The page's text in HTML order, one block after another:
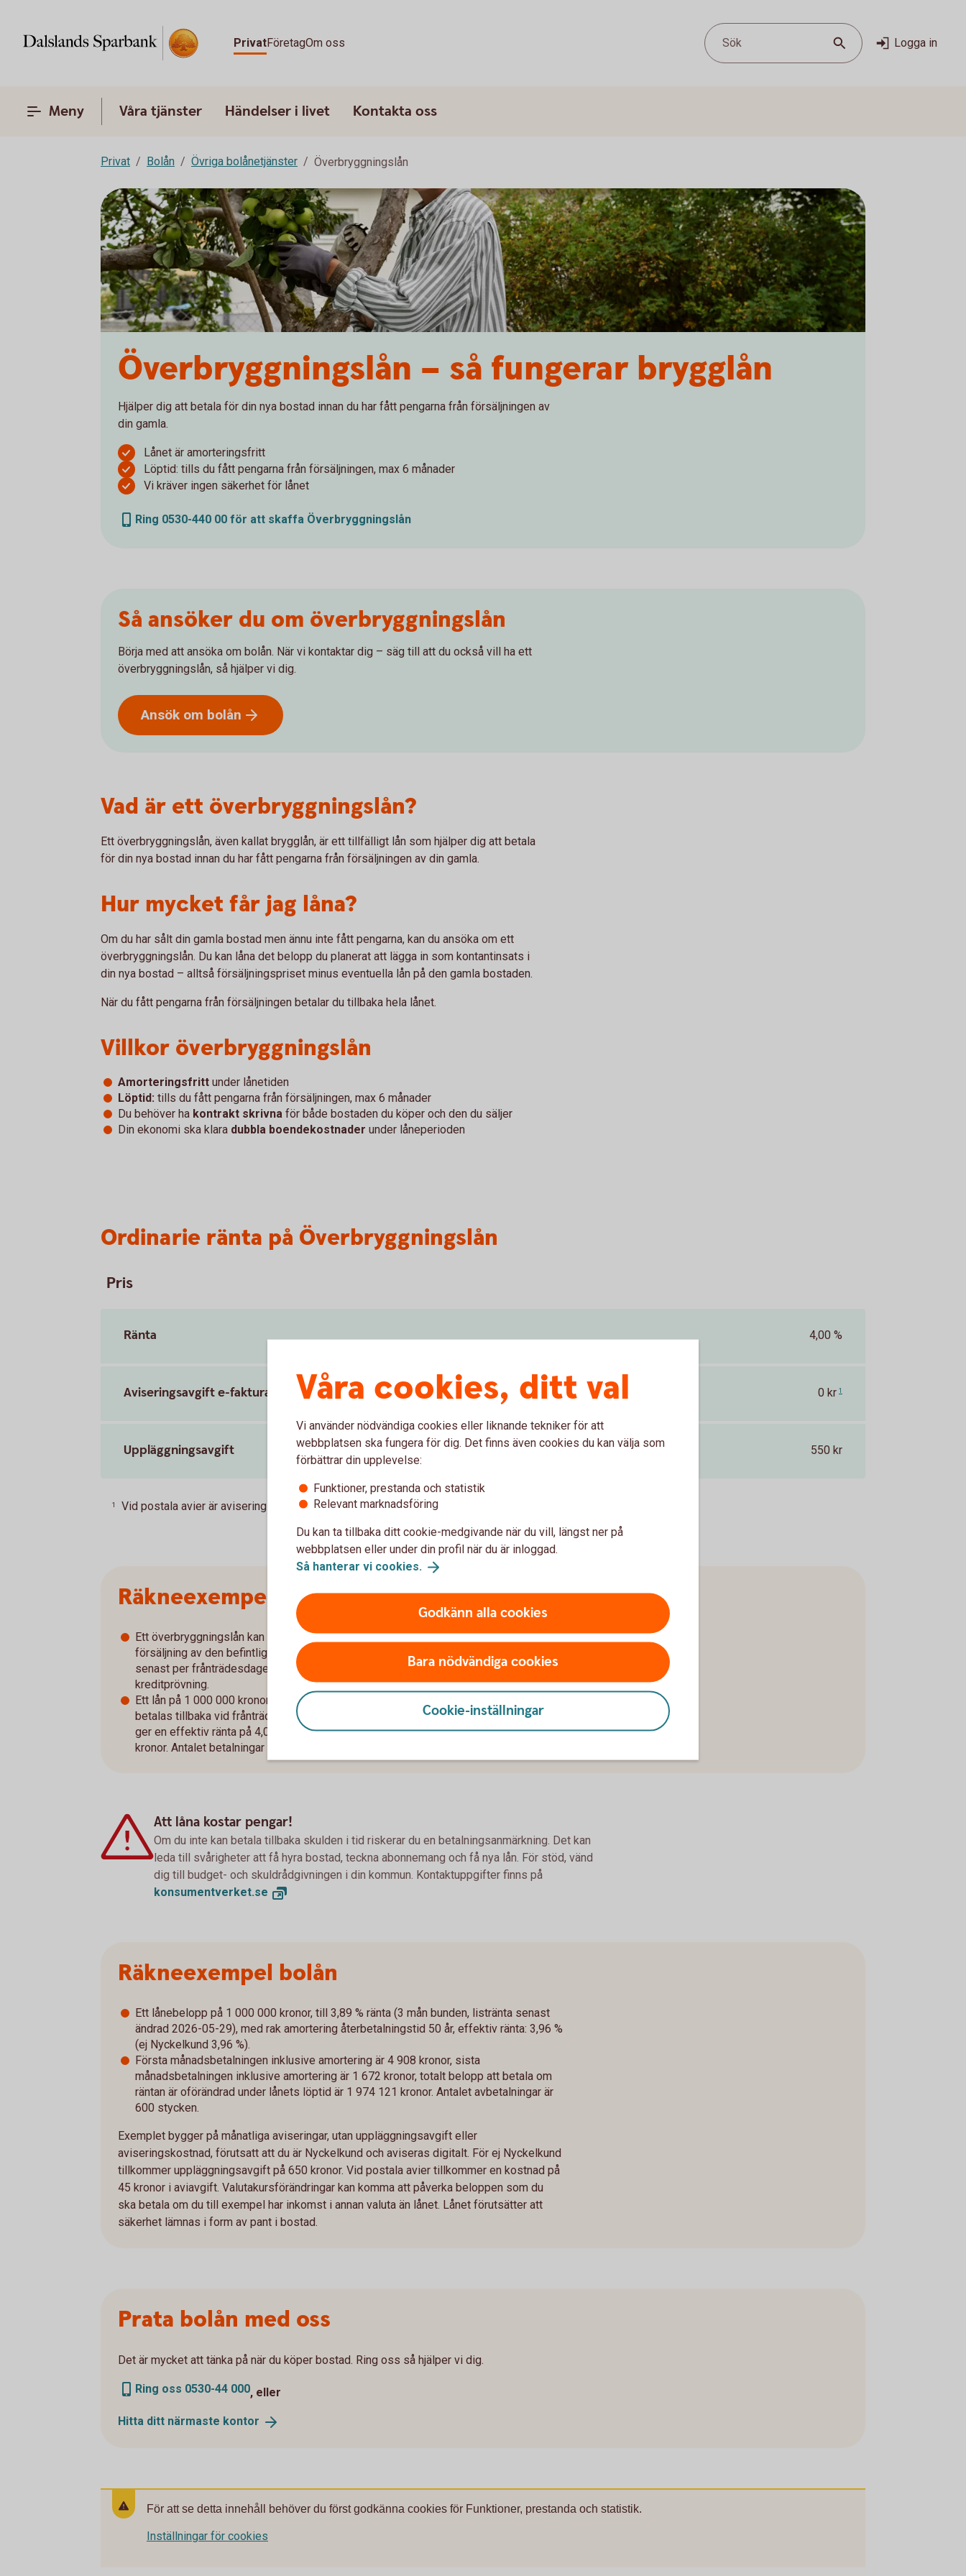
PrivatFöretagOm oss Sök Logga in
Meny Våra tjänster Händelser i livet Kontakta oss
Privat Bolån Övriga bolånetjänster Överbryggningslån
Överbryggningslån – så fungerar brygglån
Hjälper dig att betala för din nya bostad innan du har fått pengarna från försäljningen av
din gamla.
Lånet är amorteringsfritt
Löptid: tills du fått pengarna från försäljningen, max 6 månader
Vi kräver ingen säkerhet för lånet
Ring 0530-440 00 för att skaffa Överbryggningslån
Så ansöker du om överbryggningslån
Börja med att ansöka om bolån. När vi kontaktar dig – säg till att du också vill ha ett
överbryggningslån, så hjälper vi dig.
Ansök om bolån
Vad är ett överbryggningslån?
Ett överbryggningslån, även kallat brygglån, är ett tillfälligt lån som hjälper dig att betala
för din nya bostad innan du har fått pengarna från försäljningen av din gamla.
Hur mycket får jag låna?
Om du har sålt din gamla bostad men ännu inte fått pengarna, kan du ansöka om ett
överbryggningslån. Du kan låna det belopp du planerat att lägga in som kontantinsats i
din nya bostad – alltså försäljningspriset minus eventuella lån på den gamla bostaden.
När du fått pengarna från försäljningen betalar du tillbaka hela lånet.
Villkor överbryggningslån
Amorteringsfritt under lånetiden
Löptid: tills du fått pengarna från försäljningen, max 6 månader
Du behöver ha kontrakt skrivna för både bostaden du köper och den du säljer
Din ekonomi ska klara dubbla boendekostnader under låneperioden
Ordinarie ränta på Överbryggningslån
Pris
Ränta 4,00 %
Aviseringsavgift e-faktura 0 kr 1
Uppläggningsavgift 550 kr
1 Vid postala avier är aviseringsavgiften 45 kr Tillbaka
Räkneexempel Överbryggningslån
Ett överbryggningslån kan erbjudas under tiden mellan köp av en ny bostad och
försäljning av den befintliga bostaden om max sex månader. Återbetalas i sin helhet
senast per frånträdesdagen av befintlig bostad. Erbjudandet gäller efter sedvanlig
kreditprövning.
Ett lån på 1 000 000 kronor med en exempelränta på 4,00 % (rörlig 2025-10-03) som
betalas tillbaka vid frånträde, aviseringsavgift 0 kronor, uppläggningsavgift 0 kronor,
ger en effektiv ränta på 4,00 %. Totalt belopp att betala under lånets löptid: 1 020 000
kronor. Antalet betalningar är en (1).​
Att låna kostar pengar!
Om du inte kan betala tillbaka skulden i tid riskerar du en betalningsanmärkning. Det kan
leda till svårigheter att få hyra bostad, teckna abonnemang och få nya lån. För stöd, vänd
dig till budget- och skuldrådgivningen i din kommun. Kontaktuppgifter finns på
konsumentverket.se
Räkneexempel bolån
Ett lånebelopp på 1 000 000 kronor, till 3,89 % ränta (3 mån bunden, listränta senast
ändrad 2026-05-29), med rak amortering återbetalningstid 50 år, effektiv ränta: 3,96 %
(ej Nyckelkund 3,96 %).
Första månadsbetalningen inklusive amortering är 4 908 kronor, sista
månadsbetalningen inklusive amortering är 1 672 kronor, totalt belopp att betala om
räntan är oförändrad under lånets löptid är 1 974 121 kronor. Antalet avbetalningar är
600 stycken.
Exemplet bygger på månatliga aviseringar, utan uppläggningsavgift eller
aviseringskostnad, förutsatt att du är Nyckelkund och aviseras digitalt. För ej Nyckelkund
tillkommer uppläggningsavgift på 650 kronor. Vid postala avier tillkommer en kostnad på
45 kronor i aviavgift. Valutakursförändringar kan komma att påverka beloppen som du
ska betala om du till exempel har inkomst i annan valuta än lånet. Lånet förutsätter att
säkerhet lämnas i form av pant i bostad.
Prata bolån med oss
Det är mycket att tänka på när du köper bostad. Ring oss så hjälper vi dig.
Ring oss 0530-44 000, eller
Hitta ditt närmaste kontor
För att se detta innehåll behöver du först godkänna cookies för Funktioner, prestanda och statistik.
Inställningar för cookies
Våra cookies, ditt val
Vi använder nödvändiga cookies eller liknande tekniker för att
webbplatsen ska fungera för dig. Det finns även cookies du kan välja som
förbättrar din upplevelse:
Funktioner, prestanda och statistik
Relevant marknadsföring
Du kan ta tillbaka ditt cookie-medgivande när du vill, längst ner på
webbplatsen eller under din profil när du är inloggad.
Så hanterar vi cookies.
Godkänn alla cookies
Bara nödvändiga cookies
Cookie-inställningar